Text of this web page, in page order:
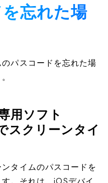
忘れた場
パスコードを忘れた場
用ソフト
スクリーンタイ
タイムのパスコードを